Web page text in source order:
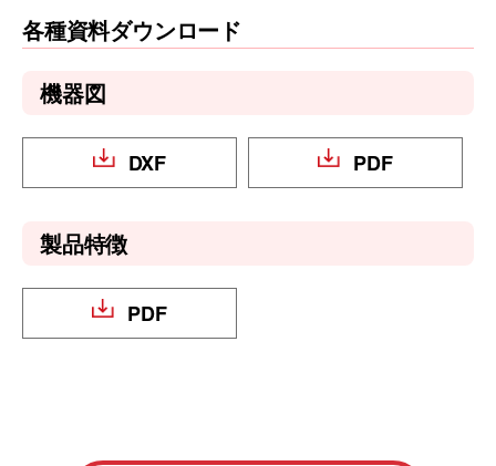
各種資料ダウンロード
機器図
DXF PDF
製品特徴
PDF